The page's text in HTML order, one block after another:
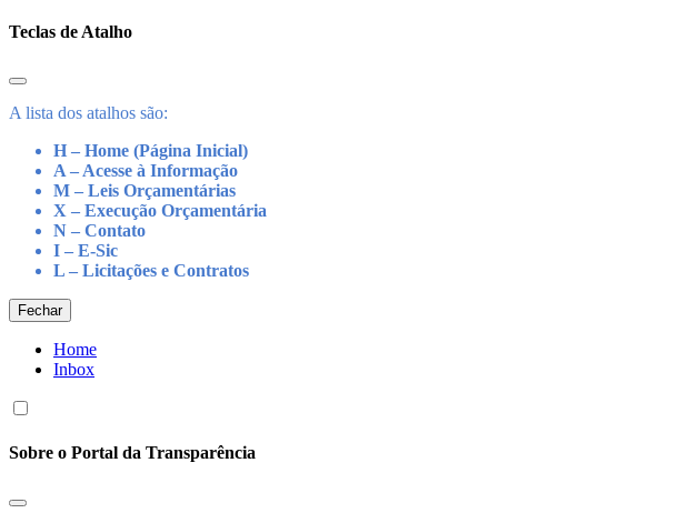
Teclas de Atalho
A lista dos atalhos são:
H – Home (Página Inicial)
A – Acesse à Informação
M – Leis Orçamentárias
X – Execução Orçamentária
N – Contato
I – E-Sic
L – Licitações e Contratos
Fechar
Home
Inbox
Sobre o Portal da Transparência